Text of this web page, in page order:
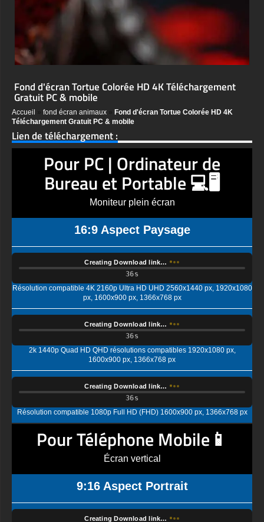
Fond d'écran Tortue Colorée HD 4K Téléchargement
Gratuit PC & mobile
Accueil fond écran animaux
Fond d'écran Tortue Colorée HD 4K
Téléchargement Gratuit PC & mobile
Lien de téléchargement :
Pour PC | Ordinateur de
Bureau et Portable 💻🖥️
Moniteur plein écran
16:9 Aspect Paysage
Creating Download link…
Résolution compatible 4K 2160p Ultra HD UHD 2560x1440 px, 1920x1080
px, 1600x900 px, 1366x768 px
Creating Download link…
2k 1440p Quad HD QHD résolutions compatibles 1920x1080 px,
1600x900 px, 1366x768 px
Résolution compatible 1080p Full HD (FHD) 1600x900 px, 1366x768 px
Pour Téléphone Mobile📱
Écran vertical
9:16 Aspect Portrait
Creating Download link…
compatible 1440x2560 px, 1080x1920 px, 720x1280 px